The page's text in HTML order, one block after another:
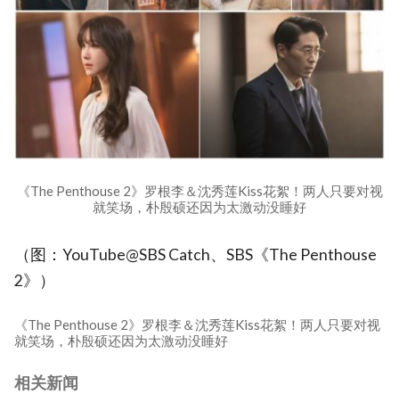
《The Penthouse 2》罗根李＆沈秀莲Kiss花絮！两人只要对视
就笑场，朴殷硕还因为太激动没睡好
（图：YouTube@SBS Catch、SBS《The Penthouse
2》）
《The Penthouse 2》罗根李＆沈秀莲Kiss花絮！两人只要对视
就笑场，朴殷硕还因为太激动没睡好
相关新闻